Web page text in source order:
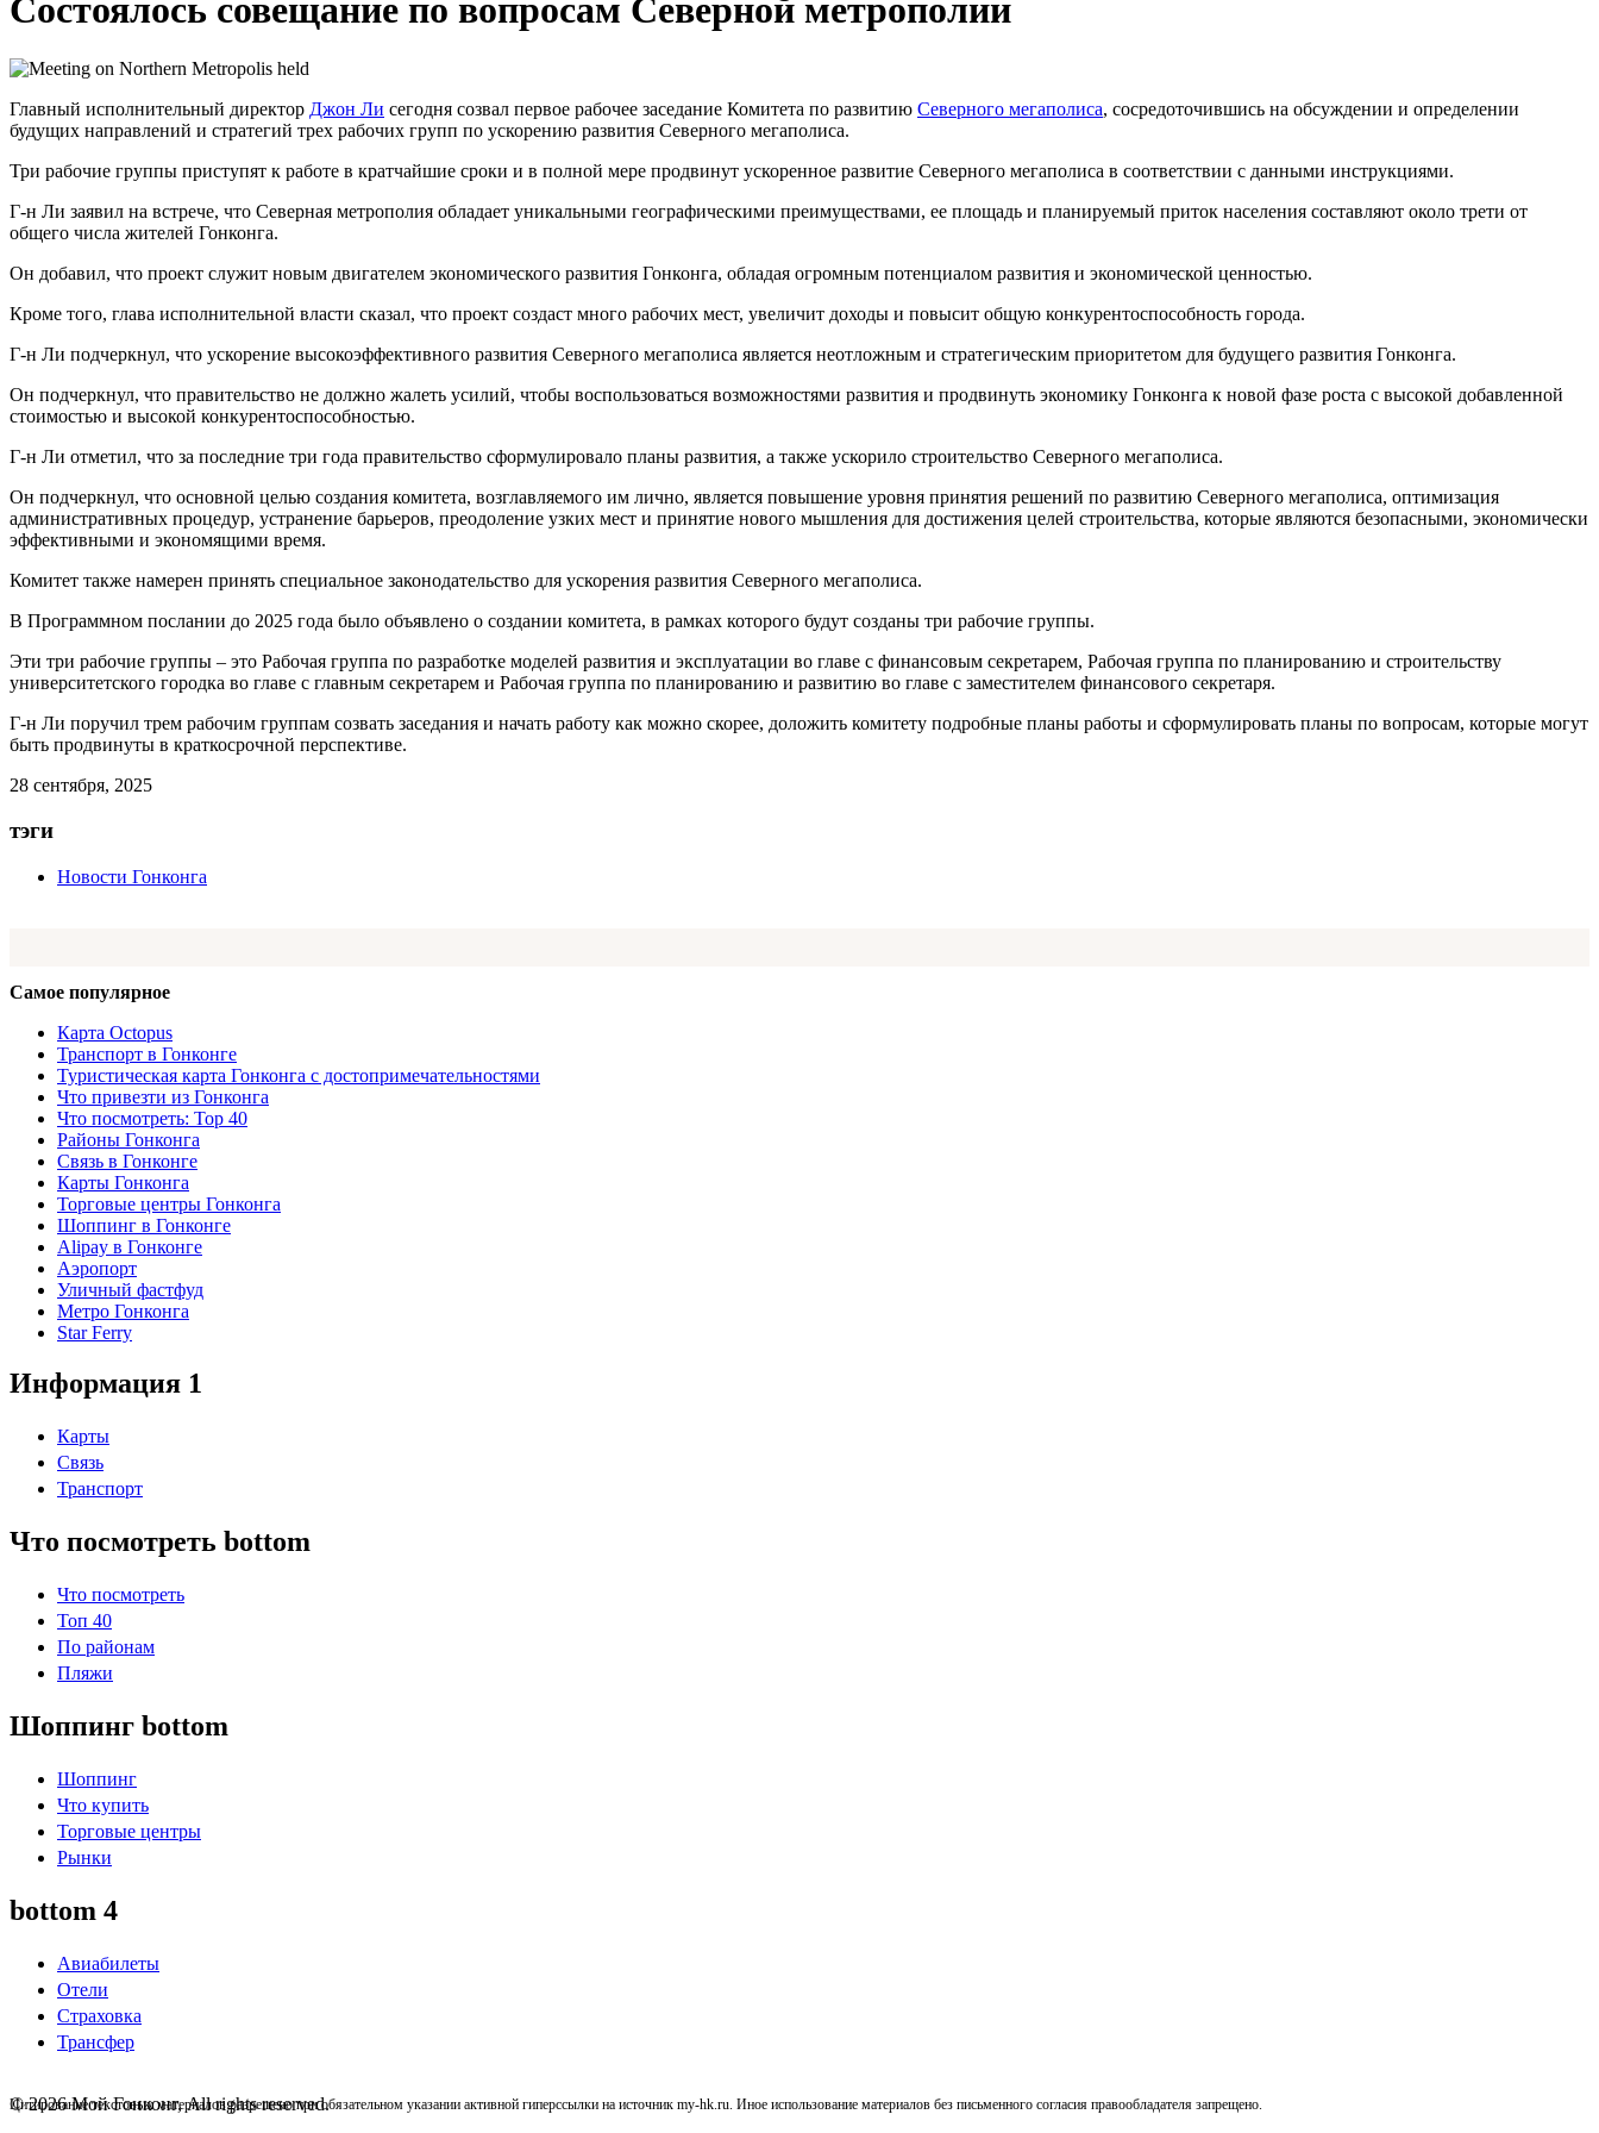
Состоялось совещание по вопросам Северной метрополии
Главный исполнительный директор Джон Ли сегодня созвал первое рабочее заседание Комитета по развитию Северного мегаполиса, сосредоточившись на обсуждении и определении
будущих направлений и стратегий трех рабочих групп по ускорению развития Северного мегаполиса.
Три рабочие группы приступят к работе в кратчайшие сроки и в полной мере продвинут ускоренное развитие Северного мегаполиса в соответствии с данными инструкциями.
Г-н Ли заявил на встрече, что Северная метрополия обладает уникальными географическими преимуществами, ее площадь и планируемый приток населения составляют около трети от
общего числа жителей Гонконга.
Он добавил, что проект служит новым двигателем экономического развития Гонконга, обладая огромным потенциалом развития и экономической ценностью.
Кроме того, глава исполнительной власти сказал, что проект создаст много рабочих мест, увеличит доходы и повысит общую конкурентоспособность города.
Г-н Ли подчеркнул, что ускорение высокоэффективного развития Северного мегаполиса является неотложным и стратегическим приоритетом для будущего развития Гонконга.
Он подчеркнул, что правительство не должно жалеть усилий, чтобы воспользоваться возможностями развития и продвинуть экономику Гонконга к новой фазе роста с высокой добавленной
стоимостью и высокой конкурентоспособностью.
Г-н Ли отметил, что за последние три года правительство сформулировало планы развития, а также ускорило строительство Северного мегаполиса.
Он подчеркнул, что основной целью создания комитета, возглавляемого им лично, является повышение уровня принятия решений по развитию Северного мегаполиса, оптимизация
административных процедур, устранение барьеров, преодоление узких мест и принятие нового мышления для достижения целей строительства, которые являются безопасными, экономически
эффективными и экономящими время.
Комитет также намерен принять специальное законодательство для ускорения развития Северного мегаполиса.
В Программном послании до 2025 года было объявлено о создании комитета, в рамках которого будут созданы три рабочие группы.
Эти три рабочие группы – это Рабочая группа по разработке моделей развития и эксплуатации во главе с финансовым секретарем, Рабочая группа по планированию и строительству
университетского городка во главе с главным секретарем и Рабочая группа по планированию и развитию во главе с заместителем финансового секретаря.
Г-н Ли поручил трем рабочим группам созвать заседания и начать работу как можно скорее, доложить комитету подробные планы работы и сформулировать планы по вопросам, которые могут
быть продвинуты в краткосрочной перспективе.
28 сентября, 2025
тэги
Новости Гонконга
Самое популярное
Карта Octopus
Транспорт в Гонконге
Туристическая карта Гонконга с достопримечательностями
Что привезти из Гонконга
Что посмотреть: Top 40
Районы Гонконга
Связь в Гонконге
Карты Гонконга
Торговые центры Гонконга
Шоппинг в Гонконге
Alipay в Гонконге
Аэропорт
Уличный фастфуд
Метро Гонконга
Star Ferry
Информация 1
Карты
Связь
Транспорт
Что посмотреть bottom
Что посмотреть
Топ 40
По районам
Пляжи
Шоппинг bottom
Шоппинг
Что купить
Торговые центры
Рынки
bottom 4
Авиабилеты
Отели
Страховка
Трансфер
© 2026 Мой Гонконг, All rights reserved.
Цитирование текстовых материалов разрешено при обязательном указании активной гиперссылки на источник my-hk.ru. Иное использование материалов без письменного согласия правообладателя запрещено.